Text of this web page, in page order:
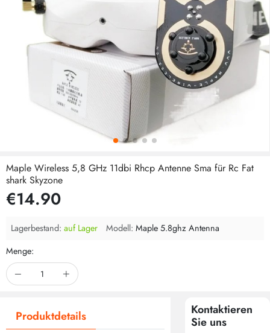
Maple Wireless 5,8 GHz 11dbi Rhcp Antenne Sma für Rc Fat
shark Skyzone
€14.90
Lagerbestand: auf Lager Modell: Maple 5.8ghz Antenna
Menge:
Produktdetails
Kontaktieren
Sie uns